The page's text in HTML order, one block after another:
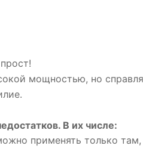
мощностью, но
В их числе:
применять только